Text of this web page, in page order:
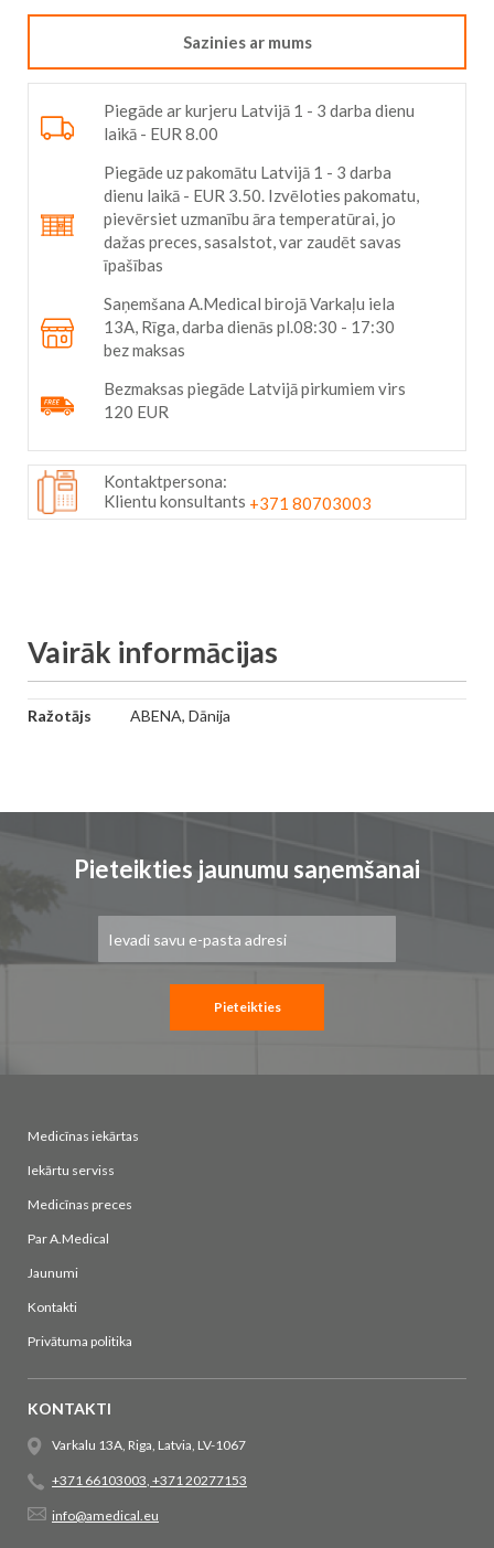
Sazinies ar mums
Piegāde ar kurjeru Latvijā 1 - 3 darba dienu
laikā - EUR 8.00
Piegāde uz pakomātu Latvijā 1 - 3 darba
dienu laikā - EUR 3.50. Izvēloties pakomatu,
pievērsiet uzmanību āra temperatūrai, jo
dažas preces, sasalstot, var zaudēt savas
īpašības
Saņemšana A.Medical birojā Varkaļu iela
13A, Rīga, darba dienās pl.08:30 - 17:30
bez maksas
Bezmaksas piegāde Latvijā pirkumiem virs
120 EUR
Kontaktpersona:
Klientu konsultants +371 80703003
Vairāk informācijas
Vairāk
Ražotājs ABENA, Dānija
Pieteikties jaunumu saņemšanai
saņemšanai:
Pieteikties
Medicīnas iekārtas
Iekārtu serviss
Medicīnas preces
Par A.Medical
Jaunumi
Kontakti
Privātuma politika
KONTAKTI
Varkalu 13A, Riga, Latvia, LV-1067
+371 66103003, +371 20277153
info@amedical.eu